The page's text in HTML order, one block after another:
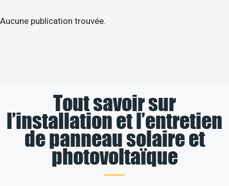
Aucune publication trouvée.
Tout savoir sur
l’installation et l’entretien
de panneau solaire et
photovoltaïque